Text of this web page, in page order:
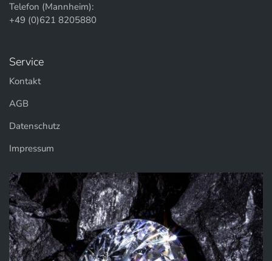
Telefon (Mannheim):
+49 (0)621 8205880
Service
Kontakt
AGB
Datenschutz
Impressum